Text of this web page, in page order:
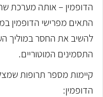
הדופמין – אותה מערכת
התאים מפרישי הדופמין
להשיב את החסר במוליך
התסמינים המוטוריים.
קיימות מספר תרופות
הדופמין: